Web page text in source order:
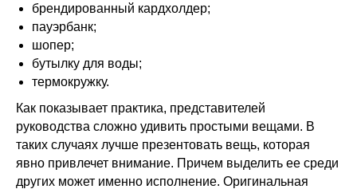
брендированный кардхолдер;
пауэрбанк;
шопер;
бутылку для воды;
термокружку.
Как показывает практика, представителей
руководства сложно удивить простыми вещами. В
таких случаях лучше презентовать вещь, которая
явно привлечет внимание. Причем выделить ее среди
других может именно исполнение. Оригинальная